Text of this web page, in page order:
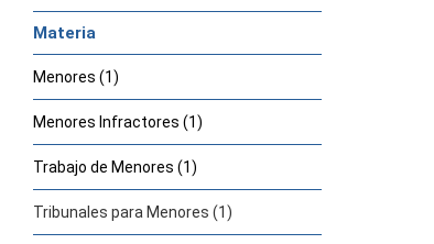
Materia
Menores (1)
Menores Infractores (1)
Trabajo de Menores (1)
Tribunales para Menores (1)